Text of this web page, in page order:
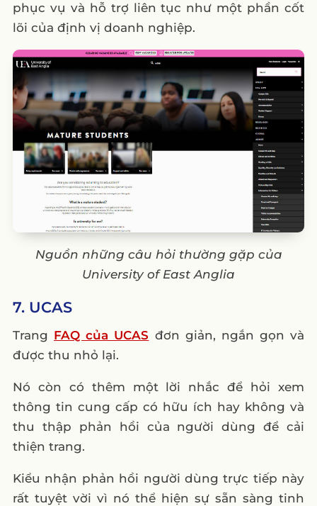
phục vụ và hỗ trợ liên tục như một phần cốt
lõi của định vị doanh nghiệp.
Nguồn những câu hỏi thường gặp của
University of East Anglia
7. UCAS
Trang FAQ của UCAS đơn giản, ngắn gọn và
được thu nhỏ lại.
Nó còn có thêm một lời nhắc để hỏi xem
thông tin cung cấp có hữu ích hay không và
thu thập phản hồi của người dùng để cải
thiện trang.
Kiểu nhận phản hồi người dùng trực tiếp này
rất tuyệt vời vì nó thể hiện sự sẵn sàng tinh